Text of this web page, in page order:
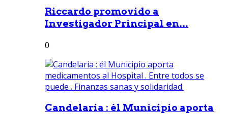
Riccardo promovido a
Investigador Principal en...
0
Candelaria : él Municipio aporta